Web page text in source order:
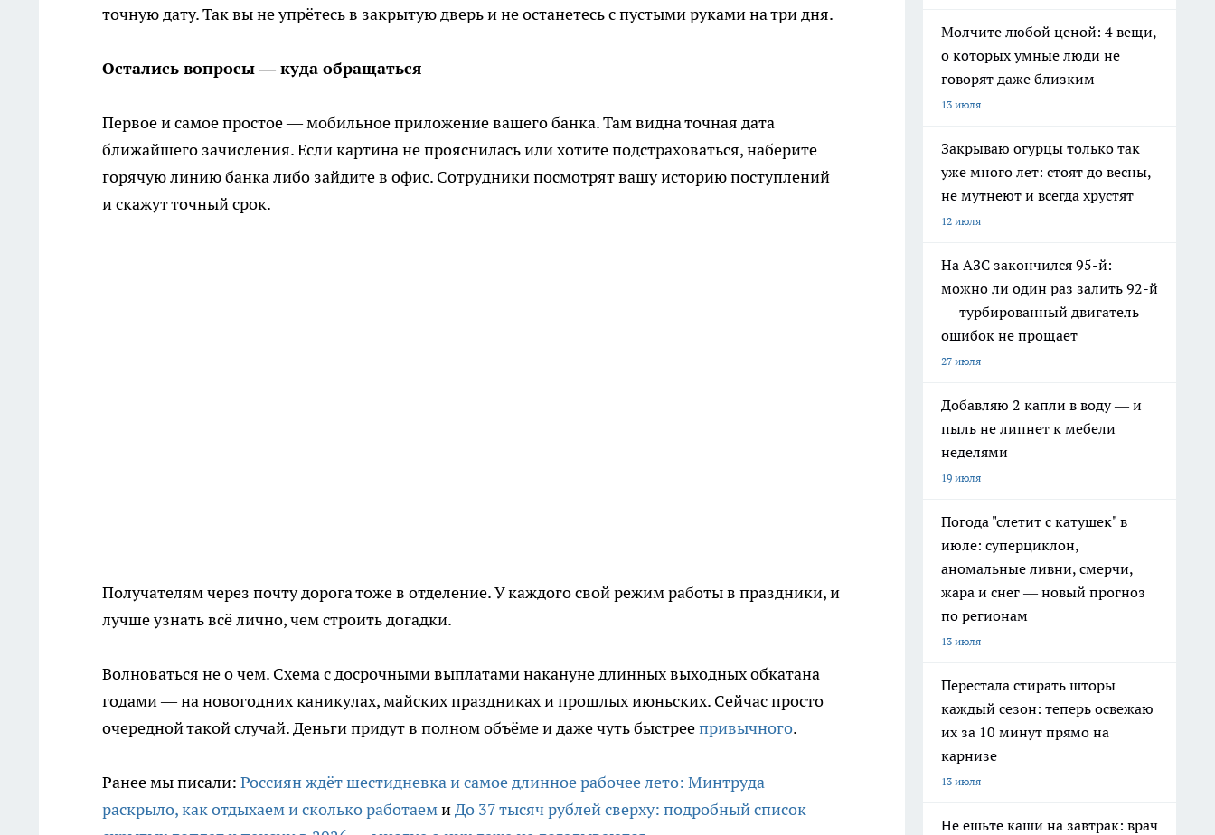
точную дату. Так вы не упрётесь в закрытую дверь и не останетесь с пустыми руками на три дня.
Остались вопросы — куда обращаться
Первое и самое простое — мобильное приложение вашего банка. Там видна точная дата
ближайшего зачисления. Если картина не прояснилась или хотите подстраховаться, наберите
горячую линию банка либо зайдите в офис. Сотрудники посмотрят вашу историю поступлений
и скажут точный срок.
Получателям через почту дорога тоже в отделение. У каждого свой режим работы в праздники, и
лучше узнать всё лично, чем строить догадки.
Волноваться не о чем. Схема с досрочными выплатами накануне длинных выходных обкатана
годами — на новогодних каникулах, майских праздниках и прошлых июньских. Сейчас просто
очередной такой случай. Деньги придут в полном объёме и даже чуть быстреепривычного.
Ранее мы писали: Россиян ждёт шестидневка и самое длинное рабочее лето: Минтруда
раскрыло, как отдыхаем и сколько работаемиДо 37 тысяч рублей сверху: подробный список
Молчите любой ценой: 4 вещи,
о которых умные люди не
говорят даже близким
13 июля
Закрываю огурцы только так
уже много лет: стоят до весны,
не мутнеют и всегда хрустят
12 июля
На АЗС закончился 95-й:
можно ли один раз залить 92-й
— турбированный двигатель
ошибок не прощает
27 июля
Добавляю 2 капли в воду — и
пыль не липнет к мебели
неделями
19 июля
Погода "слетит с катушек" в
июле: суперциклон,
аномальные ливни, смерчи,
жара и снег — новый прогноз
по регионам
13 июля
Перестала стирать шторы
каждый сезон: теперь освежаю
их за 10 минут прямо на
карнизе
13 июля
Не ешьте каши на завтрак: врач